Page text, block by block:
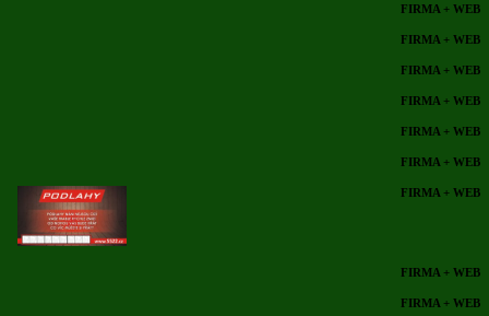
FIRMA + WEB
FIRMA + WEB
FIRMA + WEB
FIRMA + WEB
FIRMA + WEB
FIRMA + WEB
FIRMA + WEB
FIRMA + WEB
FIRMA + WEB